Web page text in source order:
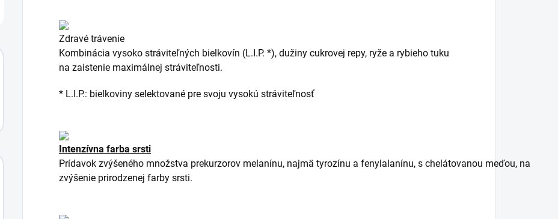
Zdravé trávenie
Kombinácia vysoko stráviteľných bielkovín (L.I.P. *), dužiny cukrovej repy, ryže a rybieho tuku
na zaistenie maximálnej stráviteľnosti.
* L.I.P.: bielkoviny selektované pre svoju vysokú stráviteľnosť
Intenzívna farba srsti
Prídavok zvýšeného množstva prekurzorov melanínu, najmä tyrozínu a fenylalanínu, s chelátovanou meďou, na
zvýšenie prirodzenej farby srsti.